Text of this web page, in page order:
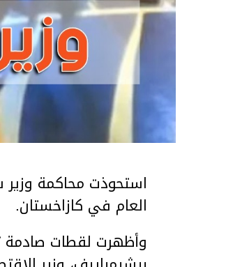
استحوذت محاكمة
العام في كازاخستان.
وأظهرت لقطات صادمة